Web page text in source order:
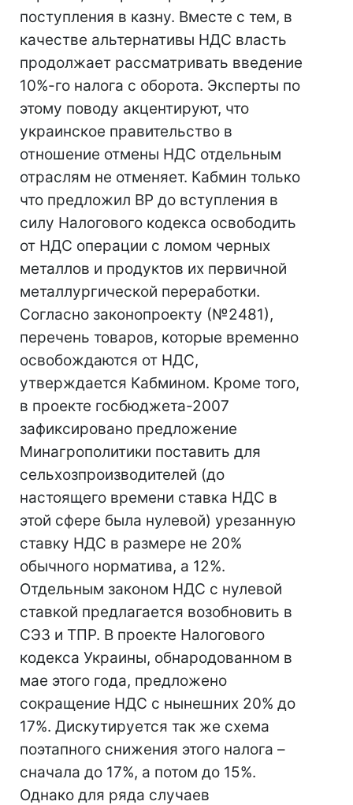
поступления в казну. Вместе с тем, в
качестве альтернативы НДС власть
продолжает рассматривать введение
10%-го налога с оборота. Эксперты по
этому поводу акцентируют, что
украинское правительство в
отношение отмены НДС отдельным
отраслям не отменяет. Кабмин только
что предложил ВР до вступления в
силу Налогового кодекса освободить
от НДС операции с ломом черных
металлов и продуктов их первичной
металлургической переработки.
Согласно законопроекту (№2481),
перечень товаров, которые временно
освобождаются от НДС,
утверждается Кабмином. Кроме того,
в проекте госбюджета-2007
зафиксировано предложение
Минагрополитики поставить для
сельхозпроизводителей (до
настоящего времени ставка НДС в
этой сфере была нулевой) урезанную
ставку НДС в размере не 20%
обычного норматива, а 12%.
Отдельным законом НДС с нулевой
ставкой предлагается возобновить в
СЭЗ и ТПР. В проекте Налогового
кодекса Украины, обнародованном в
мае этого года, предложено
сокращение НДС с нынешних 20% до
17%. Дискутируется так же схема
поэтапного снижения этого налога –
сначала до 17%, а потом до 15%.
Однако для ряда случаев